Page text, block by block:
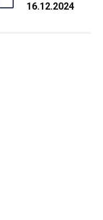
16.12.2024